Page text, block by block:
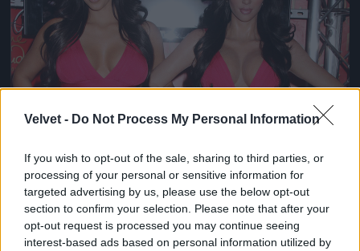
Velvet - Do Not Process My Personal Information
If you wish to opt-out of the sale, sharing to third parties, or
processing of your personal or sensitive information for
targeted advertising by us, please use the below opt-out
section to confirm your selection. Please note that after your
opt-out request is processed you may continue seeing
interest-based ads based on personal information utilized by